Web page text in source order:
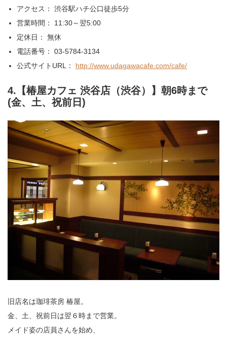
アクセス： 渋谷駅ハチ公口徒歩5分
営業時間： 11:30～翌5:00
定休日： 無休
電話番号： 03-5784-3134
公式サイトURL： http://www.udagawacafe.com/cafe/
4.【椿屋カフェ 渋谷店（渋谷）】朝6時まで
(金、土、祝前日)
旧店名は珈琲茶房 椿屋。
金、土、祝前日は翌６時まで営業。
メイド姿の店員さんを始め、